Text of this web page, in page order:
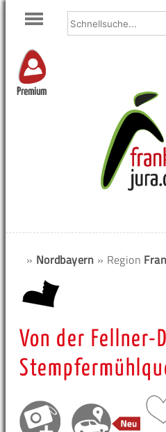
Premium
» Nordbayern » Region
Von der Fellner-